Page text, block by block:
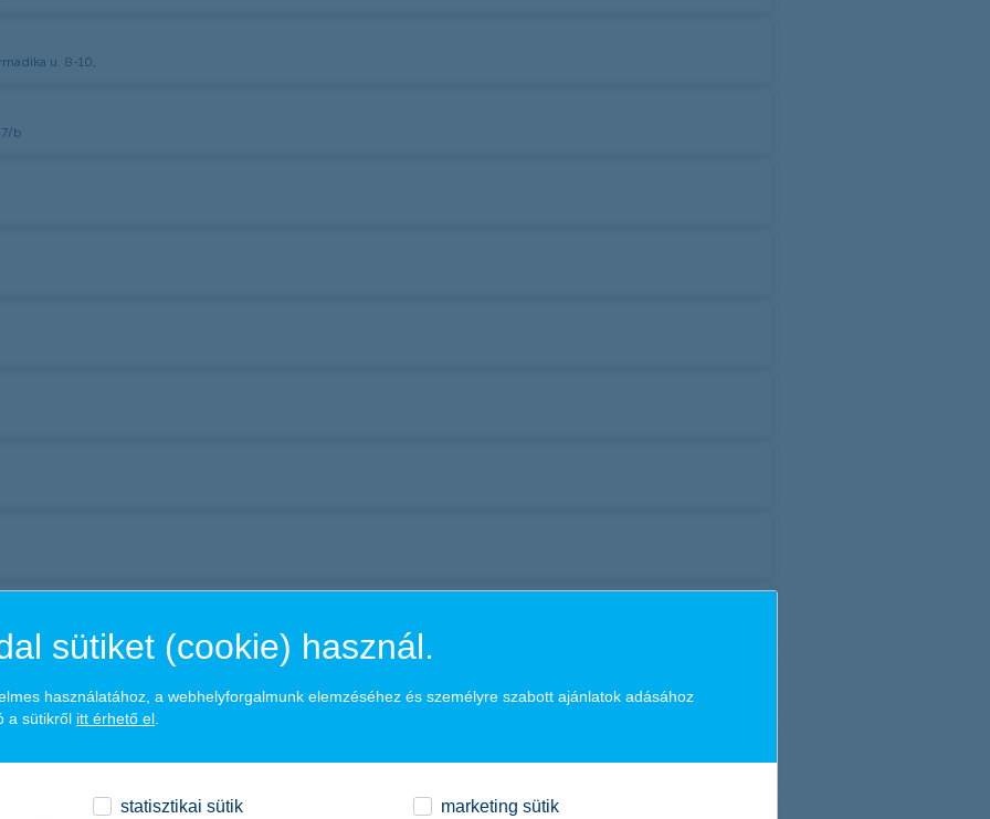
u. 8-10,
b
sütiket (cookie) használ.
használatához, a webhelyforgalmunk elemzéséhez és személyre szabott ajánlatok adásához
a sütikről itt érhető el
statisztikai sütik marketing sütik